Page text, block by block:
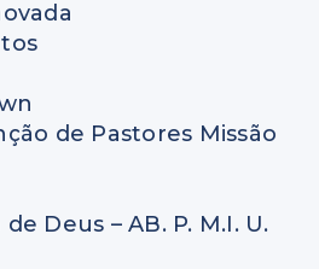
de Pastores Missão
Deus – AB. P. M.I. U.